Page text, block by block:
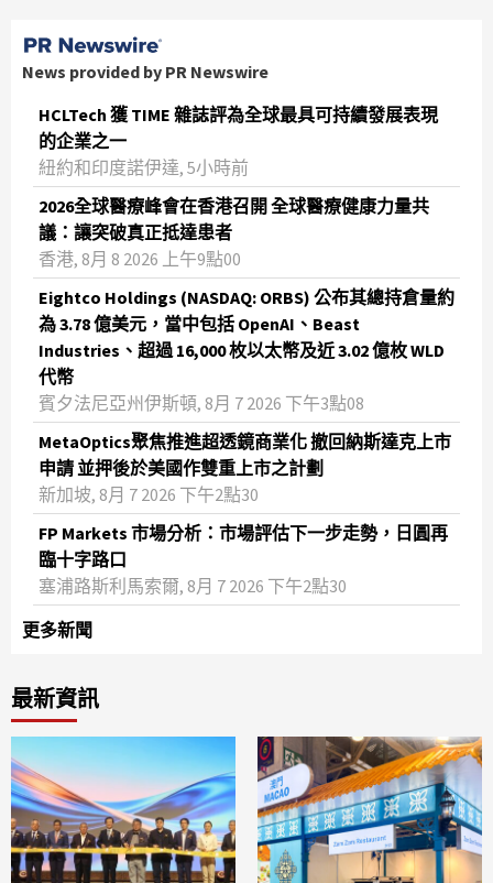
News provided by PR Newswire
HCLTech 獲 TIME 雜誌評為全球最具可持續發展表現
的企業之一
紐約和印度諾伊達, 5小時前
2026全球醫療峰會在香港召開 全球醫療健康力量共
議：讓突破真正抵達患者
香港, 8月 8 2026 上午9點00
Eightco Holdings (NASDAQ: ORBS) 公布其總持倉量約
為 3.78 億美元，當中包括 OpenAI、Beast
Industries、超過 16,000 枚以太幣及近 3.02 億枚 WLD
代幣
賓夕法尼亞州伊斯頓, 8月 7 2026 下午3點08
MetaOptics聚焦推進超透鏡商業化 撤回納斯達克上市
申請 並押後於美國作雙重上市之計劃
新加坡, 8月 7 2026 下午2點30
FP Markets 市場分析：市場評估下一步走勢，日圓再
臨十字路口
塞浦路斯利馬索爾, 8月 7 2026 下午2點30
更多新聞
最新資訊